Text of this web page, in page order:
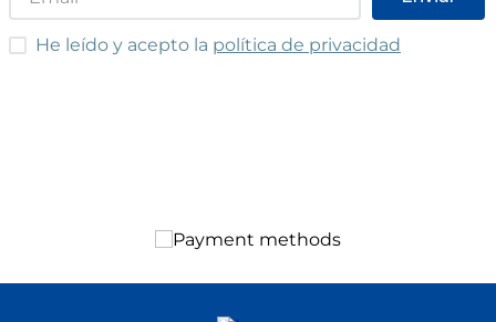
He leído y acepto las condiciones
He leído y acepto la política de privacidad